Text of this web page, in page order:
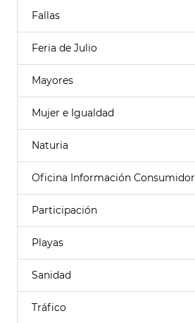
Fallas
Feria de Julio
Mayores
Mujer e Igualdad
Naturia
Oficina Información Consumidor
Participación
Playas
Sanidad
Tráfico